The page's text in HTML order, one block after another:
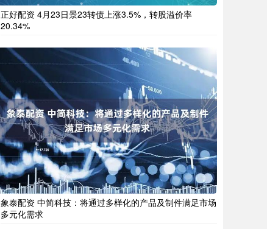
正好配资 4月23日景23转债上涨3.5%，转股溢价率
20.34%
象泰配资 中简科技：将通过多样化的产品及制件满足市场
多元化需求